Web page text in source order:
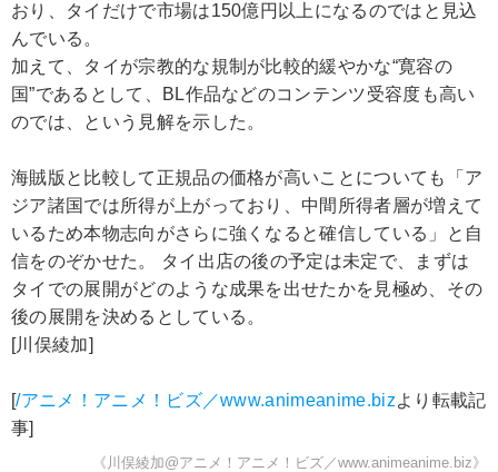
おり、タイだけで市場は150億円以上になるのではと見込
んでいる。
加えて、タイが宗教的な規制が比較的緩やかな“寛容の
国”であるとして、BL作品などのコンテンツ受容度も高い
のでは、という見解を示した。
海賊版と比較して正規品の価格が高いことについても「ア
ジア諸国では所得が上がっており、中間所得者層が増えて
いるため本物志向がさらに強くなると確信している」と自
信をのぞかせた。 タイ出店の後の予定は未定で、まずは
タイでの展開がどのような成果を出せたかを見極め、その
後の展開を決めるとしている。
[川俣綾加]
[/アニメ！アニメ！ビズ／www.animeanime.bizより転載記
事]
《川俣綾加@アニメ！アニメ！ビズ／www.animeanime.biz》